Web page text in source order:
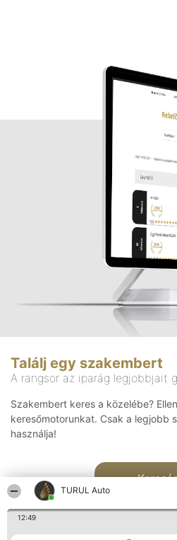
TURUL Auto
12:49
Találj egy szakembert
A rangsor az iparág legjobbjait
Szakembert keres a közelébe?
keresőmotorunkat. Csak a legjobb
használja!